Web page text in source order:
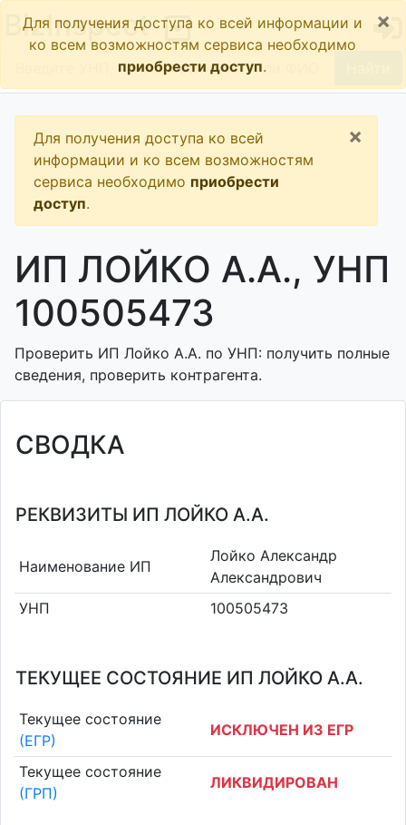
BizInspect
Для получения доступа ко всей информации и
ко всем возможностям сервиса необходимо
приобрести доступ.
×
Для получения доступа ко всей
информации и ко всем возможностям
сервиса необходимо приобрести
доступ.
×
ИП ЛОЙКО А.А., УНП
100505473
Проверить ИП Лойко А.А. по УНП: получить полные
сведения, проверить контрагента.
СВОДКА
РЕКВИЗИТЫ ИП ЛОЙКО А.А.
Наименование ИП
Лойко Александр
Александрович
УНП
100505473
ТЕКУЩЕЕ СОСТОЯНИЕ ИП ЛОЙКО А.А.
Текущее состояние
(ЕГР)
ИСКЛЮЧЕН ИЗ ЕГР
Текущее состояние
(ГРП)
ЛИКВИДИРОВАН